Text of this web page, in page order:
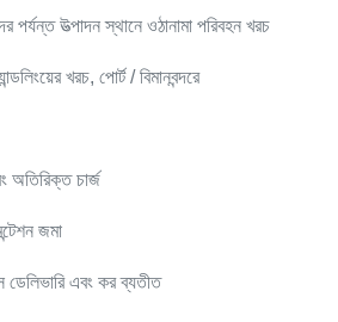
পর্যন্ত উত্পাদন স্থানে ওঠানামা পরিবহন খরচ
খরচ, পোর্ট / বিমানবন্দরে
অতিরিক্ত চার্জ
জমা
ডেলিভারি এবং কর ব্যতীত